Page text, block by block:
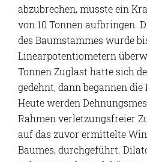
abzubrechen, musste ein
von 10 Tonnen aufbringen.
des Baumstammes wurde
Linearpotentiometern
Tonnen Zuglast hatte sich
gedehnt, dann begannen
Heute werden
Rahmen verletzungsfreier
auf das zuvor ermittelte
Baumes, durchgeführt.